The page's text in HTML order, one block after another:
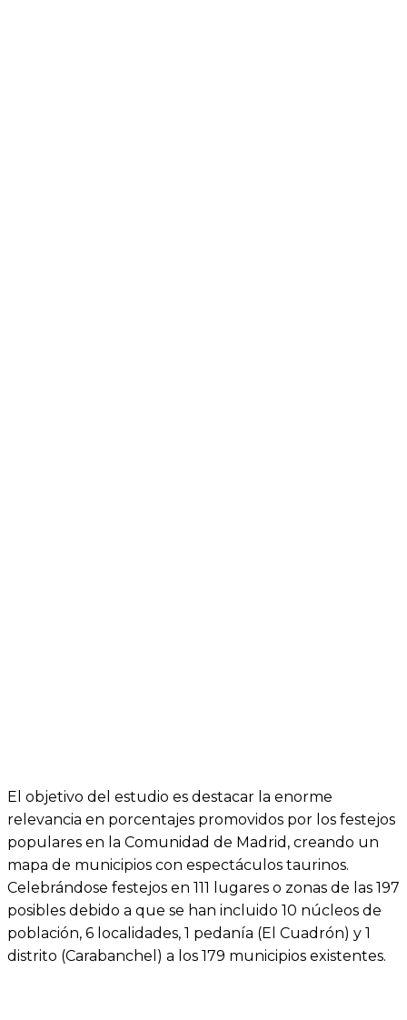
El objetivo del estudio es destacar la enorme
relevancia en porcentajes promovidos por los festejos
populares en la Comunidad de Madrid, creando un
mapa de municipios con espectáculos taurinos.
Celebrándose festejos en 111 lugares o zonas de las 197
posibles debido a que se han incluido 10 núcleos de
población, 6 localidades, 1 pedanía (El Cuadrón) y 1
distrito (Carabanchel) a los 179 municipios existentes.